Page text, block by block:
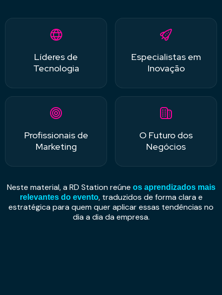
Líderes de
Tecnologia
Especialistas em
Inovação
Profissionais de
Marketing
O Futuro dos
Negócios
Neste material, a RD Station reúne os aprendizados mais
relevantes do evento, traduzidos de forma clara e
estratégica para quem quer aplicar essas tendências no
dia a dia da empresa.